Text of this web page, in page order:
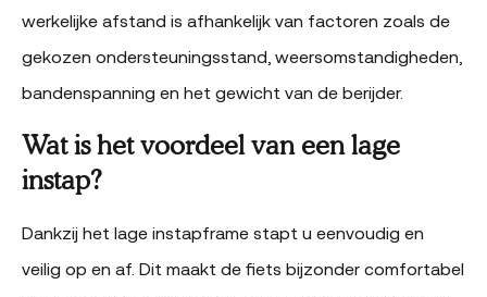
werkelijke afstand is afhankelijk van factoren zoals de
gekozen ondersteuningsstand, weersomstandigheden,
bandenspanning en het gewicht van de berijder.
Wat is het voordeel van een lage
instap?
Dankzij het lage instapframe stapt u eenvoudig en
veilig op en af. Dit maakt de fiets bijzonder comfortabel